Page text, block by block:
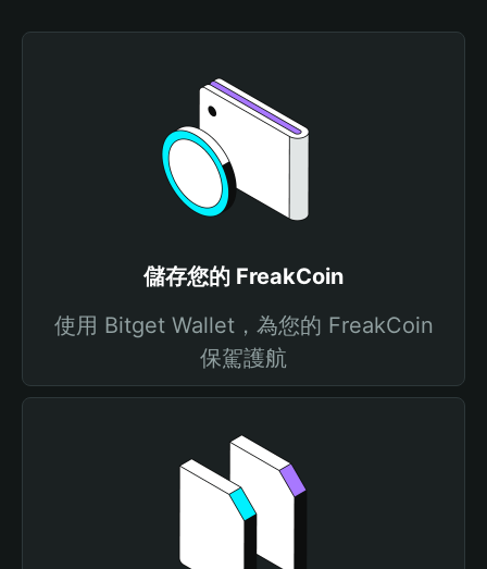
儲存您的 FreakCoin
使用 Bitget Wallet，為您的 FreakCoin
保駕護航